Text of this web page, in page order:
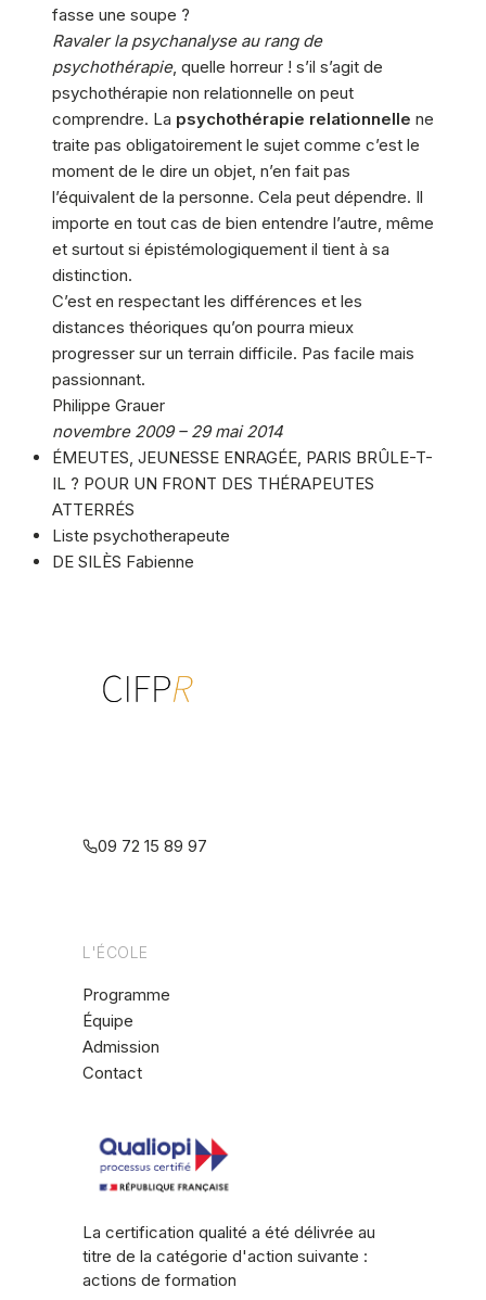
fasse une soupe ?
Ravaler la psychanalyse au rang de
psychothérapie, quelle horreur ! s’il s’agit de
psychothérapie non relationnelle on peut
comprendre. La psychothérapie relationnelle ne
traite pas obligatoirement le sujet comme c’est le
moment de le dire un objet, n’en fait pas
l’équivalent de la personne. Cela peut dépendre. Il
importe en tout cas de bien entendre l’autre, même
et surtout si épistémologiquement il tient à sa
distinction.
C’est en respectant les différences et les
distances théoriques qu’on pourra mieux
progresser sur un terrain difficile. Pas facile mais
passionnant.
Philippe Grauer
novembre 2009 – 29 mai 2014
ÉMEUTES, JEUNESSE ENRAGÉE, PARIS BRÛLE-T-
IL ? POUR UN FRONT DES THÉRAPEUTES
ATTERRÉS
Liste psychotherapeute
DE SILÈS Fabienne
09 72 15 89 97
L'ÉCOLE
Programme
Équipe
Admission
Contact
La certification qualité a été délivrée au
titre de la catégorie d'action suivante :
actions de formation